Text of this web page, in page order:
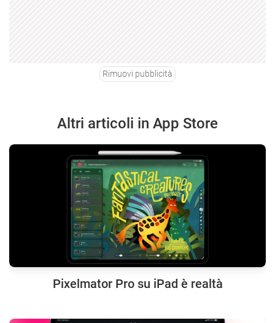
Rimuovi pubblicità
Altri articoli in App Store
Pixelmator Pro su iPad è realtà